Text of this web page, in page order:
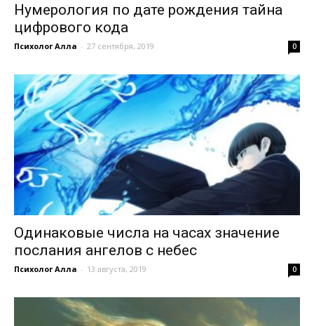
Нумерология по дате рождения тайна
цифрового кода
Психолог Алла - 27 сентября, 2019 0
Одинаковые числа на часах значение
послания ангелов с небес
Психолог Алла - 13 августа, 2019 0